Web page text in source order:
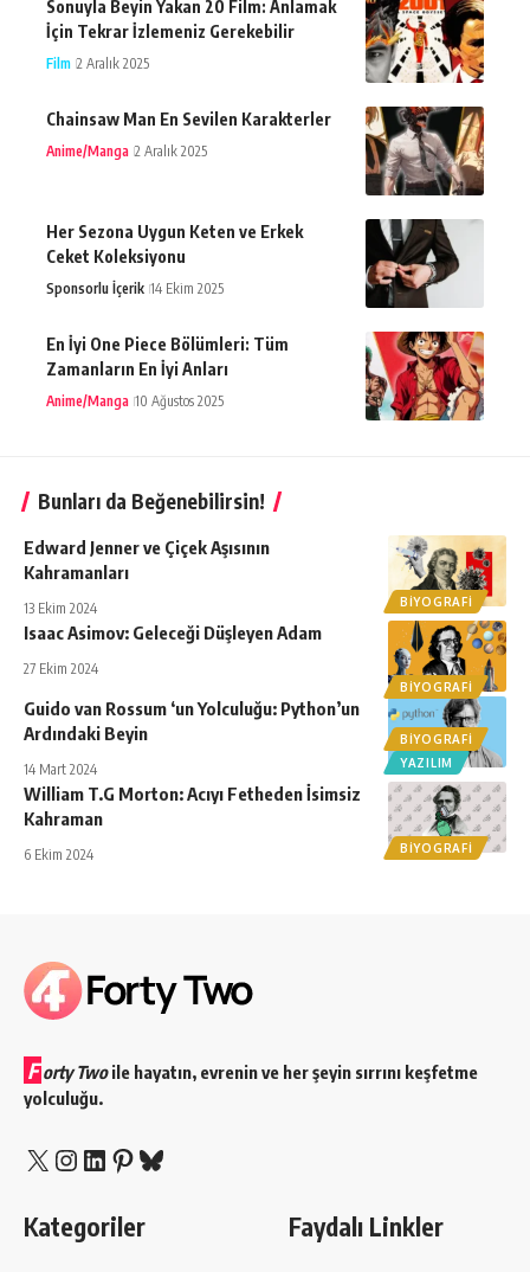
Sonuyla Beyin Yakan 20 Film: Anlamak
İçin Tekrar İzlemeniz Gerekebilir
Film 2 Aralık 2025
Chainsaw Man En Sevilen Karakterler
Anime/Manga 2 Aralık 2025
Her Sezona Uygun Keten ve Erkek
Ceket Koleksiyonu
Sponsorlu İçerik 14 Ekim 2025
En İyi One Piece Bölümleri: Tüm
Zamanların En İyi Anları
Anime/Manga 10 Ağustos 2025
Bunları da Beğenebilirsin!
BIYOGRAFI
Edward Jenner ve Çiçek Aşısının
Kahramanları
13 Ekim 2024
BIYOGRAFI
Isaac Asimov: Geleceği Düşleyen Adam
27 Ekim 2024
BIYOGRAFI
YAZILIM
Guido van Rossum ‘un Yolculuğu: Python’un
Ardındaki Beyin
14 Mart 2024
BIYOGRAFI
William T.G Morton: Acıyı Fetheden İsimsiz
Kahraman
6 Ekim 2024
F orty Twoile hayatın, evrenin ve her şeyin sırrını keşfetme
yolculuğu.
X Instagram
LinkedIn
Pinterest
Bluesky
Kategoriler Faydalı Linkler